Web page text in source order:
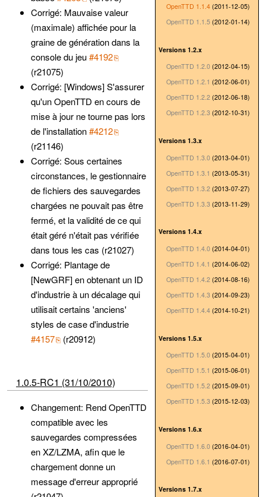
OpenTTD 1.1.4 (2011-12-05)
OpenTTD 1.1.5 (2012-01-14)
Versions 1.2.x
OpenTTD 1.2.0 (2012-04-15)
OpenTTD 1.2.1 (2012-06-01)
OpenTTD 1.2.2 (2012-06-18)
OpenTTD 1.2.3 (2012-10-31)
Versions 1.3.x
OpenTTD 1.3.0 (2013-04-01)
OpenTTD 1.3.1 (2013-05-31)
OpenTTD 1.3.2 (2013-07-27)
OpenTTD 1.3.3 (2013-11-29)
Versions 1.4.x
OpenTTD 1.4.0 (2014-04-01)
OpenTTD 1.4.1 (2014-06-02)
OpenTTD 1.4.2 (2014-08-16)
OpenTTD 1.4.3 (2014-09-23)
OpenTTD 1.4.4 (2014-10-21)
Versions 1.5.x
OpenTTD 1.5.0 (2015-04-01)
OpenTTD 1.5.1 (2015-06-01)
OpenTTD 1.5.2 (2015-09-01)
OpenTTD 1.5.3 (2015-12-03)
Versions 1.6.x
OpenTTD 1.6.0 (2016-04-01)
OpenTTD 1.6.1 (2016-07-01)
Versions 1.7.x
Corrigé: Mauvaise valeur
(maximale) affichée pour la
graine de génération dans la
console du jeu#4192
(r21075)
Corrigé: [Windows] S'assurer
qu'un OpenTTD en cours de
mise à jour ne tourne pas lors
de l'installation#4212
(r21146)
Corrigé: Sous certaines
circonstances, le gestionnaire
de fichiers des sauvegardes
chargées ne pouvait pas être
fermé, et la validité de ce qui
était géré n'était pas vérifiée
dans tous les cas (r21027)
Corrigé: Plantage de
[NewGRF] en obtenant un ID
d'industrie à un décalage qui
utilisait certains 'anciens'
styles de case d'industrie
#4157
(r20912)
1.0.5-RC1 (31/10/2010)
Changement: Rend OpenTTD
compatible avec les
sauvegardes compressées
en XZ/LZMA, afin que le
chargement donne un
message d'erreur approprié